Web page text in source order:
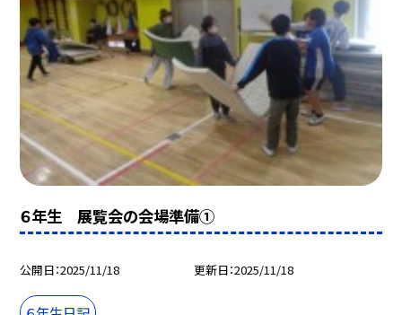
６年生 展覧会の会場準備①
公開日 2025/11/18 更新日 2025/11/18